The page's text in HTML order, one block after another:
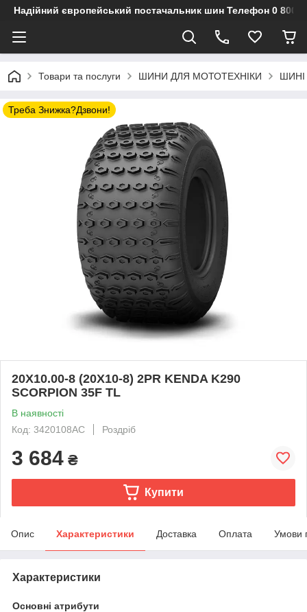
Надійний європейський постачальник шин Телефон 0 800
Товари та послуги ШИНИ ДЛЯ МОТОТЕХНІКИ ШИНІ
Треба Знижка?Дзвони!
20X10.00-8 (20X10-8) 2PR KENDA K290
SCORPION 35F TL
В наявності
Код: 3420108AC
Роздріб
3 684 ₴
Купити
Опис Характеристики Доставка Оплата Умови
Характеристики
Основні атрибути